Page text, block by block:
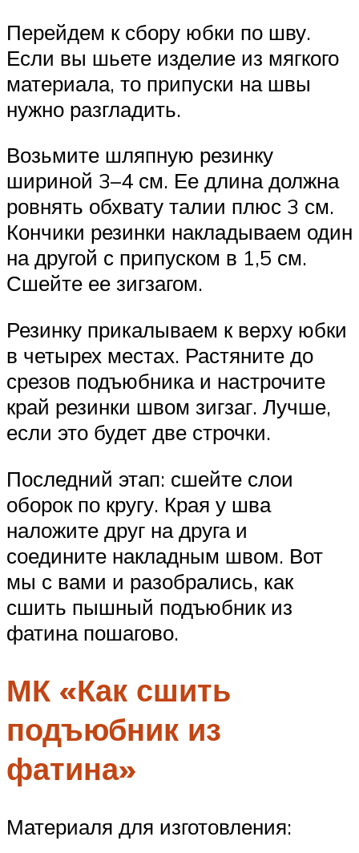
Перейдем к сбору юбки по шву.
Если вы шьете изделие из мягкого
материала, то припуски на швы
нужно разгладить.
Возьмите шляпную резинку
шириной 3–4 см. Ее длина должна
ровнять обхвату талии плюс 3 см.
Кончики резинки накладываем один
на другой с припуском в 1,5 см.
Сшейте ее зигзагом.
Резинку прикалываем к верху юбки
в четырех местах. Растяните до
срезов подъюбника и настрочите
край резинки швом зигзаг. Лучше,
если это будет две строчки.
Последний этап: сшейте слои
оборок по кругу. Края у шва
наложите друг на друга и
соедините накладным швом. Вот
мы с вами и разобрались, как
сшить пышный подъюбник из
фатина пошагово.
МК «Как сшить
подъюбник из
фатина»
Материаля для изготовления: